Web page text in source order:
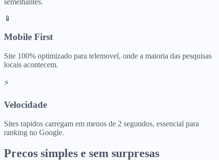
📱
Mobile First
Site 100% optimizado para telemovel, onde a maioria das pesquisas
locais acontecem.
⚡
Velocidade
Sites rapidos carregam em menos de 2 segundos, essencial para
ranking no Google.
Precos simples e sem surpresas